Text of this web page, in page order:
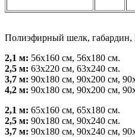
Полиэфирный шелк, габардин,
2,1 м: 56х160 см, 56х180 см.
2,5 м: 63х220 см, 63х240 см.
3,7 м: 90х180 см, 90х200 см,
4,2 м: 90х180 см, 90х200 см,
2,1 м: 65х160 см, 65х180 см.
2,5 м: 90х180 см, 90х240 см.
3,7 м: 90х180 см, 90х240 см,